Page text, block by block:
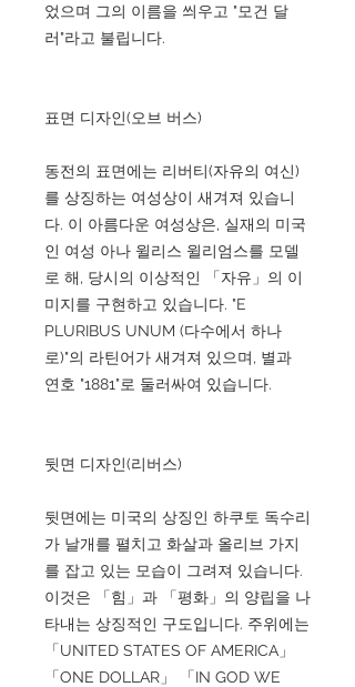
었으며 그의 이름을 씌우고 "모건 달
러"라고 불립니다.
표면 디자인(오브 버스)
동전의 표면에는 리버티(자유의 여신)
를 상징하는 여성상이 새겨져 있습니
다. 이 아름다운 여성상은, 실재의 미국
인 여성 아나 윌리스 윌리엄스를 모델
로 해, 당시의 이상적인 「자유」의 이
미지를 구현하고 있습니다. "E
PLURIBUS UNUM (다수에서 하나
로)"의 라틴어가 새겨져 있으며, 별과
연호 "1881"로 둘러싸여 있습니다.
뒷면 디자인(리버스)
뒷면에는 미국의 상징인 하쿠토 독수리
가 날개를 펼치고 화살과 올리브 가지
를 잡고 있는 모습이 그려져 있습니다.
이것은 「힘」과 「평화」의 양립을 나
타내는 상징적인 구도입니다. 주위에는
「UNITED STATES OF AMERICA」
「ONE DOLLAR」 「IN GOD WE